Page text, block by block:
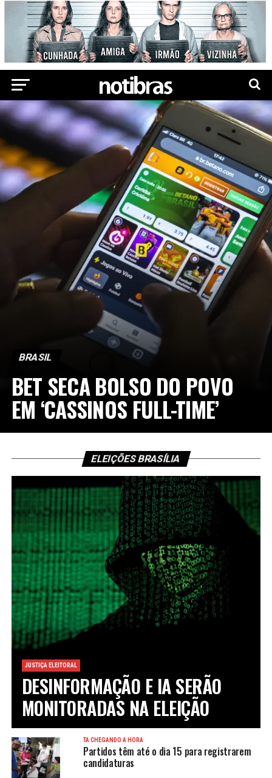
BRASIL
BET SECA BOLSO DO POVO
EM ‘CASSINOS FULL-TIME’
ELEIÇÕES BRASÍLIA
JUSTIÇA ELEITORAL
DESINFORMAÇÃO E IA SERÃO
MONITORADAS NA ELEIÇÃO
TÁ CHEGANDO A HORA
Partidos têm até o dia 15 para registrarem
candidaturas